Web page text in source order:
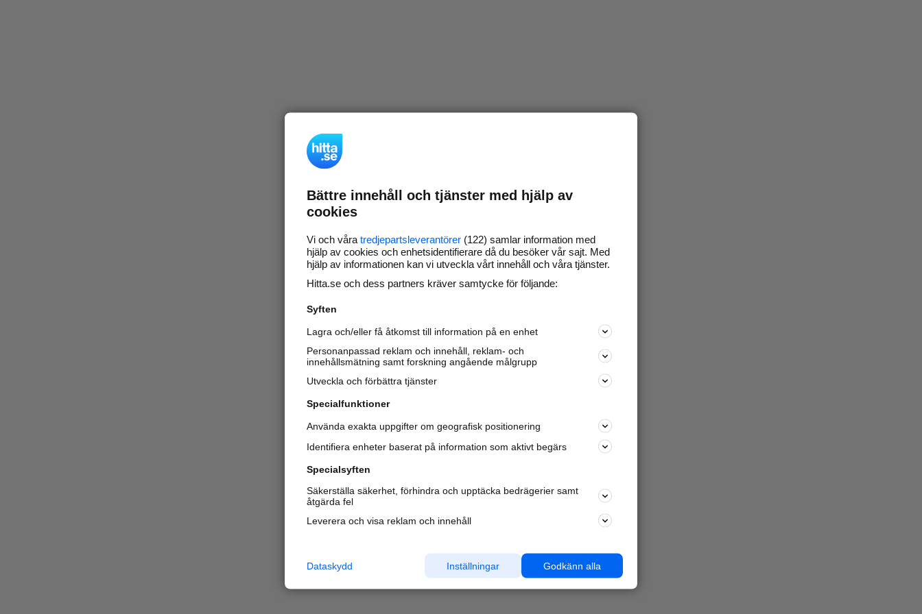
Bättre innehåll och tjänster med hjälp av
cookies
Vi och våra tredjepartsleverantörer (122) samlar information med
hjälp av cookies och enhetsidentifierare då du besöker vår sajt. Med
hjälp av informationen kan vi utveckla vårt innehåll och våra tjänster.
Hitta.se och dess partners kräver samtycke för följande:
Syften
Lagra och/eller få åtkomst till information på en enhet
Personanpassad reklam och innehåll, reklam- och
innehållsmätning samt forskning angående målgrupp
Utveckla och förbättra tjänster
Specialfunktioner
Använda exakta uppgifter om geografisk positionering
Identifiera enheter baserat på information som aktivt begärs
Specialsyften
Säkerställa säkerhet, förhindra och upptäcka bedrägerier samt
åtgärda fel
Leverera och visa reklam och innehåll
Godkänn alla
Inställningar
Dataskydd